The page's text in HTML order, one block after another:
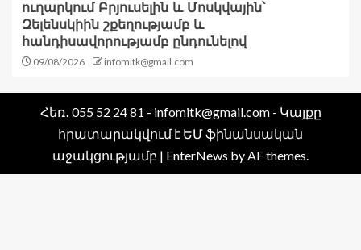
ուղարկում Բրյուսելին և Մոսկվային՝
Զելենսկիին շքեղությամբ և
հանդիսավորությամբ ընդունելով
09/08/2026 infomitk@gmail.com
Հեռ․ 055 52 24 81 - infomitk@gmail.com - Կայքը
հրատարակվում է ԵՄ ֆինանսական
աջակցությամբ | EnterNews by AF themes.